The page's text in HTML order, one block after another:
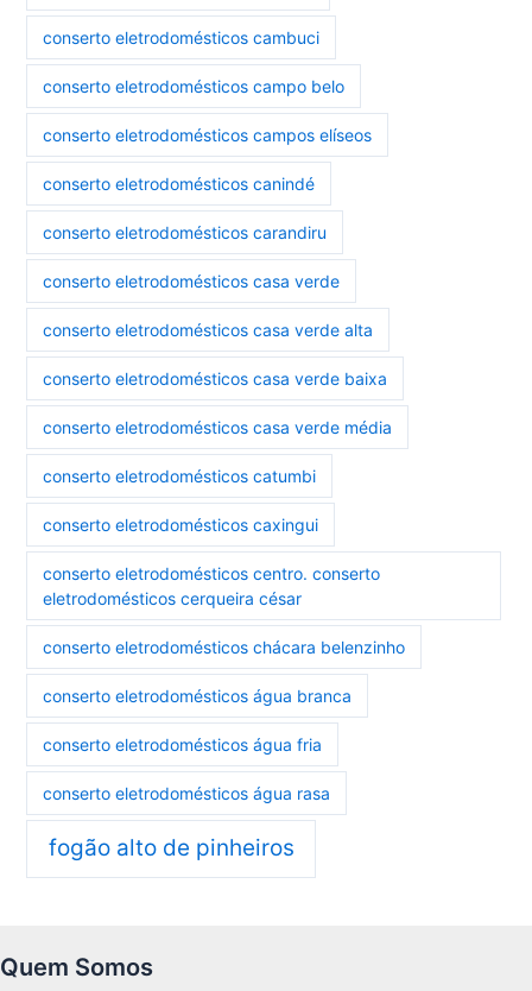
conserto eletrodomésticos cambuci
conserto eletrodomésticos campo belo
conserto eletrodomésticos campos elíseos
conserto eletrodomésticos canindé
conserto eletrodomésticos carandiru
conserto eletrodomésticos casa verde
conserto eletrodomésticos casa verde alta
conserto eletrodomésticos casa verde baixa
conserto eletrodomésticos casa verde média
conserto eletrodomésticos catumbi
conserto eletrodomésticos caxingui
conserto eletrodomésticos centro. conserto
eletrodomésticos cerqueira césar
conserto eletrodomésticos chácara belenzinho
conserto eletrodomésticos água branca
conserto eletrodomésticos água fria
conserto eletrodomésticos água rasa
fogão alto de pinheiros
Quem Somos